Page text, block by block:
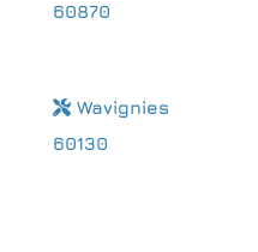
60870
Wavignies
60130